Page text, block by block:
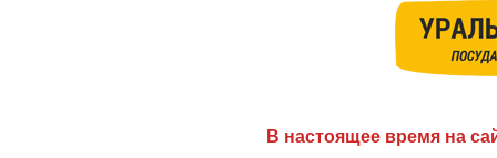
В настоящее время на